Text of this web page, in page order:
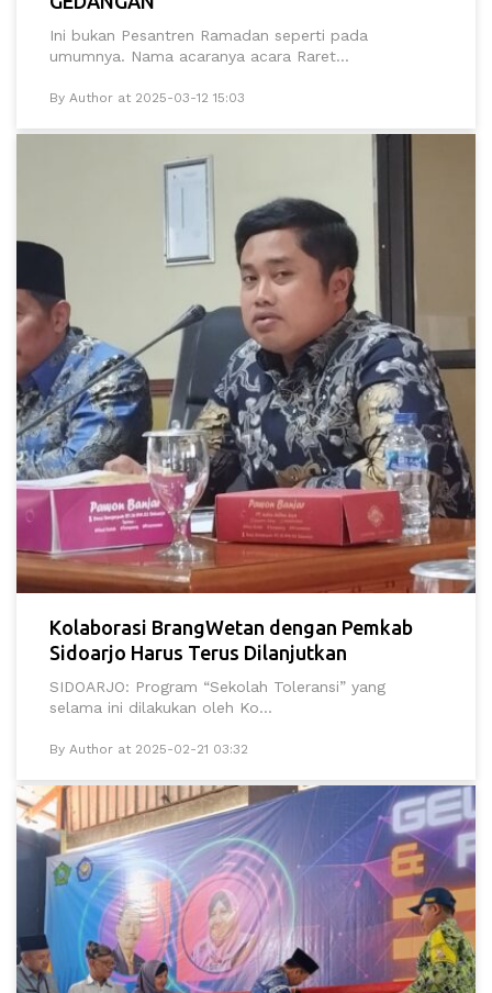
Ini bukan Pesantren Ramadan seperti pada
umumnya. Nama acaranya acara Raret...
By Author at 2025-03-12 15:03
Kolaborasi BrangWetan dengan Pemkab
Sidoarjo Harus Terus Dilanjutkan
SIDOARJO: Program “Sekolah Toleransi” yang
selama ini dilakukan oleh Ko...
By Author at 2025-02-21 03:32